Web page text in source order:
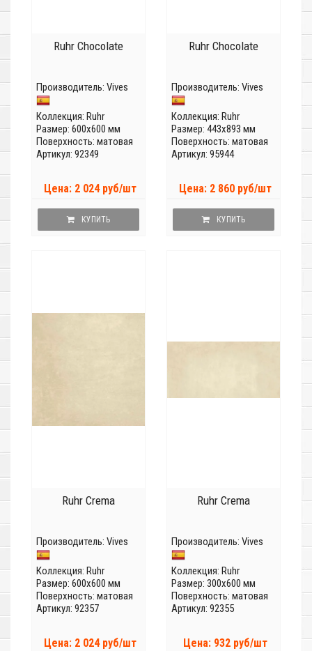
Ruhr Chocolate
Производитель: Vives
Коллекция: Ruhr
Размер: 600x600 мм
Поверхность: матовая
Артикул: 92349
Цена: 2 024 руб/шт
КУПИТЬ
Ruhr Chocolate
Производитель: Vives
Коллекция: Ruhr
Размер: 443x893 мм
Поверхность: матовая
Артикул: 95944
Цена: 2 860 руб/шт
КУПИТЬ
Ruhr Crema
Производитель: Vives
Коллекция: Ruhr
Размер: 600x600 мм
Поверхность: матовая
Артикул: 92357
Цена: 2 024 руб/шт
Ruhr Crema
Производитель: Vives
Коллекция: Ruhr
Размер: 300x600 мм
Поверхность: матовая
Артикул: 92355
Цена: 932 руб/шт